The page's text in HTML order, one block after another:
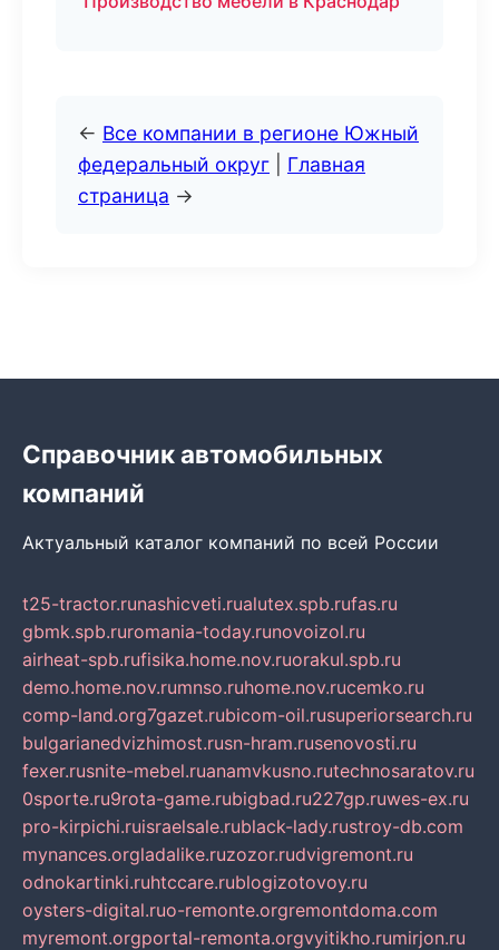
← Все компании в регионе Южный
федеральный округ
Главная
страница →
Справочник автомобильных
компаний
Актуальный каталог компаний по всей России
t25-tractor.runashicveti.rualutex.spb.rufas.ru
gbmk.spb.ruromania-today.runovoizol.ru
airheat-spb.rufisika.home.nov.ruorakul.spb.ru
demo.home.nov.rumnso.ruhome.nov.rucemko.ru
comp-land.org7gazet.rubicom-oil.rusuperiorsearch.ru
bulgarianedvizhimost.rusn-hram.rusenovosti.ru
fexer.rusnite-mebel.ruanamvkusno.rutechnosaratov.ru
0sporte.ru9rota-game.rubigbad.ru227gp.ruwes-ex.ru
pro-kirpichi.ruisraelsale.rublack-lady.rustroy-db.com
mynances.orgladalike.ruzozor.rudvigremont.ru
odnokartinki.ruhtccare.rublogizotovoy.ru
oysters-digital.ruo-remonte.orgremontdoma.com
myremont.orgportal-remonta.orgvyitikho.rumirjon.ru